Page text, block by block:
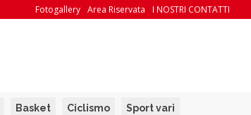
I NOSTRI CONTATTI
Area Riservata
Fotogallery
Basket Ciclismo Sport vari